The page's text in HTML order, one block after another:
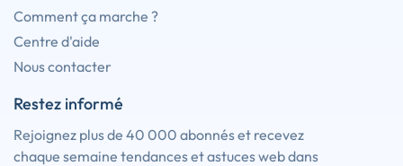
Comment ça marche ?
Centre d'aide
Nous contacter
Restez informé
Rejoignez plus de 40 000 abonnés et recevez
chaque semaine tendances et astuces web dans